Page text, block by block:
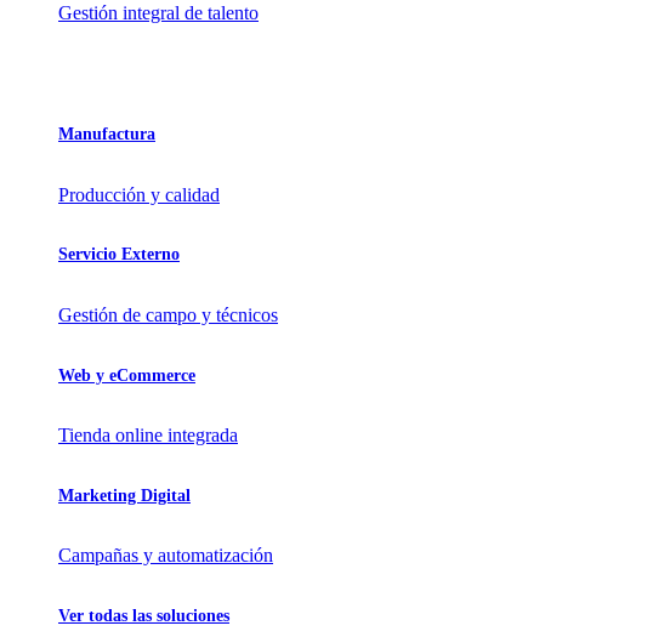
Gestión integral de talento
Manufactura
Producción y calidad
Servicio Externo
Gestión de campo y técnicos
Web y eCommerce
Tienda online integrada
Marketing Digital
Campañas y automatización
Ver todas las soluciones